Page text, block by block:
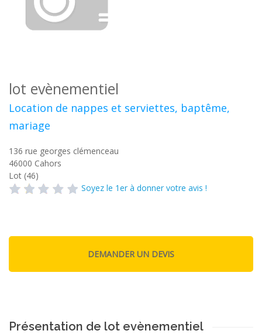
lot evènementiel
Location de nappes et serviettes, baptême,
mariage
136 rue georges clémenceau
46000 Cahors
Lot (46)
Soyez le 1er à donner votre avis !
Présentation de lot evènementiel